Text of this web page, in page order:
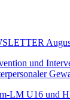
und
LM U16 und